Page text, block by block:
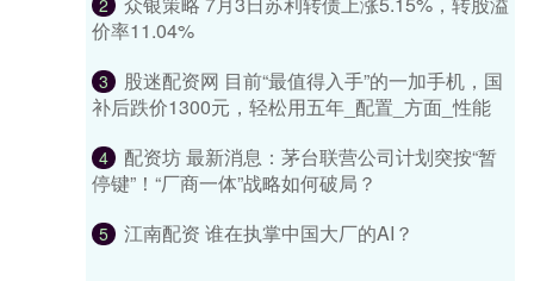
2
价率11.04%
3
股迷配资网 目前“最值得入手”的一加手机，国
补后跌价1300元，轻松用五年_配置_方面_性能
4
配资坊 最新消息：茅台联营公司计划突按“暂
停键”！“厂商一体”战略如何破局？
5 江南配资 谁在执掌中国大厂的AI？